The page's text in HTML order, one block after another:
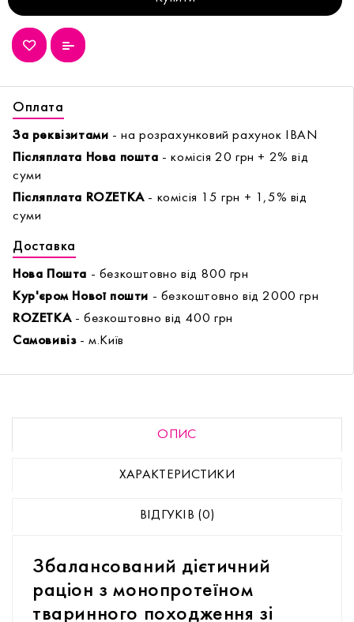
Оплата
За реквізитами - на розрахунковий рахунок IBAN
Післяплата Нова пошта - комісія 20 грн + 2% від
суми
Післяплата ROZETKA- комісія 15 грн + 1,5% від
суми
Доставка
Нова Пошта - безкоштовно від 800 грн
Кур'єром Нової пошти - безкоштовно від 2000 грн
ROZETKA- безкоштовно від 400 грн
Самовивіз- м.Київ
ОПИС
ХАРАКТЕРИСТИКИ
ВІДГУКІВ (0)
Збалансований дієтичний
раціон з монопротеїном
тваринного походження зі